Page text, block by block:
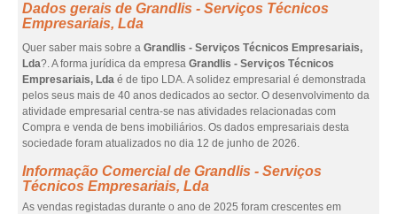
Dados gerais de Grandlis - Serviços Técnicos
Empresariais, Lda
Quer saber mais sobre a Grandlis - Serviços Técnicos Empresariais,
Lda?. A forma jurídica da empresa Grandlis - Serviços Técnicos
Empresariais, Lda é de tipo LDA. A solidez empresarial é demonstrada
pelos seus mais de 40 anos dedicados ao sector. O desenvolvimento da
atividade empresarial centra-se nas atividades relacionadas com
Compra e venda de bens imobiliários. Os dados empresariais desta
sociedade foram atualizados no dia 12 de junho de 2026.
Informação Comercial de Grandlis - Serviços
Técnicos Empresariais, Lda
As vendas registadas durante o ano de 2025 foram crescentes em